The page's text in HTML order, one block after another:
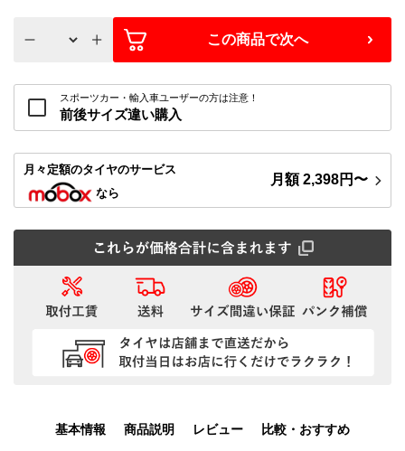
この商品で次へ
スポーツカー・輸入車ユーザーの方は注意！
前後サイズ違い購入
月々定額のタイヤのサービス
なら
月額2,398円〜
基本情報 商品説明 レビュー 比較・おすすめ